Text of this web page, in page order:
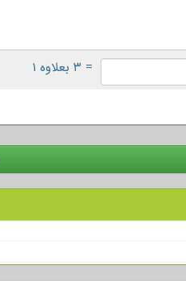
= ۳ بعلاوه ۱